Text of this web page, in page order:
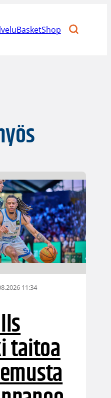
BasketShop
11:34
taitoa